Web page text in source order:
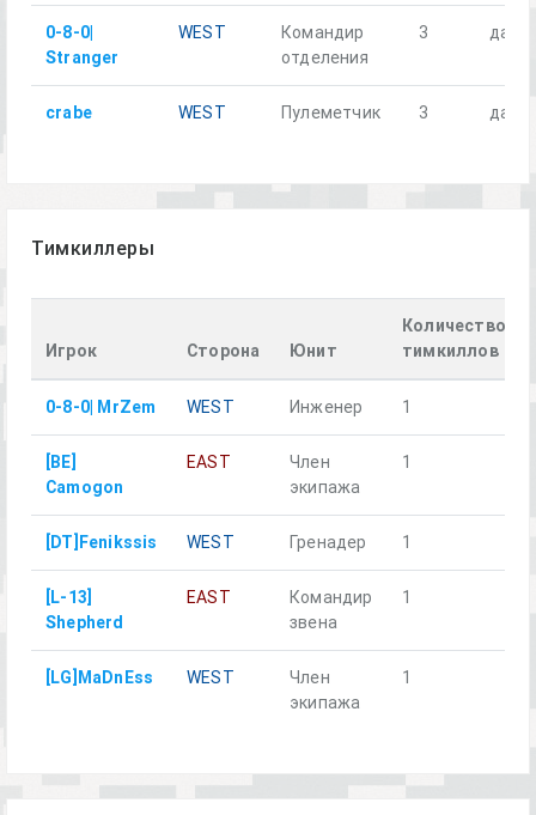
0-8-0|
Stranger
WEST
Командир
отделения
3 да
crabe WEST Пулеметчик 3 да
Тимкиллеры
Игрок Сторона Юнит
Количество
тимкиллов
0-8-0| MrZem WEST Инженер 1
[BE]
Camogon
EAST
Член
экипажа
1
[DT]Fenikssis WEST Гренадер 1
[L-13]
Shepherd
EAST
Командир
звена
1
[LG]MaDnEss WEST
Член
экипажа
1